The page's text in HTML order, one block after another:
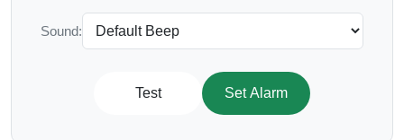
Sound:
Test Set Alarm